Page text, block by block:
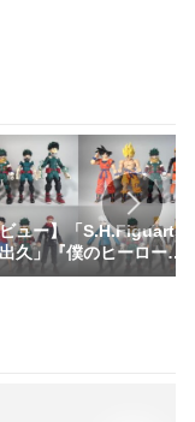
ビュー】「S.H.Figuarts
久」『僕のヒーローア
ア』